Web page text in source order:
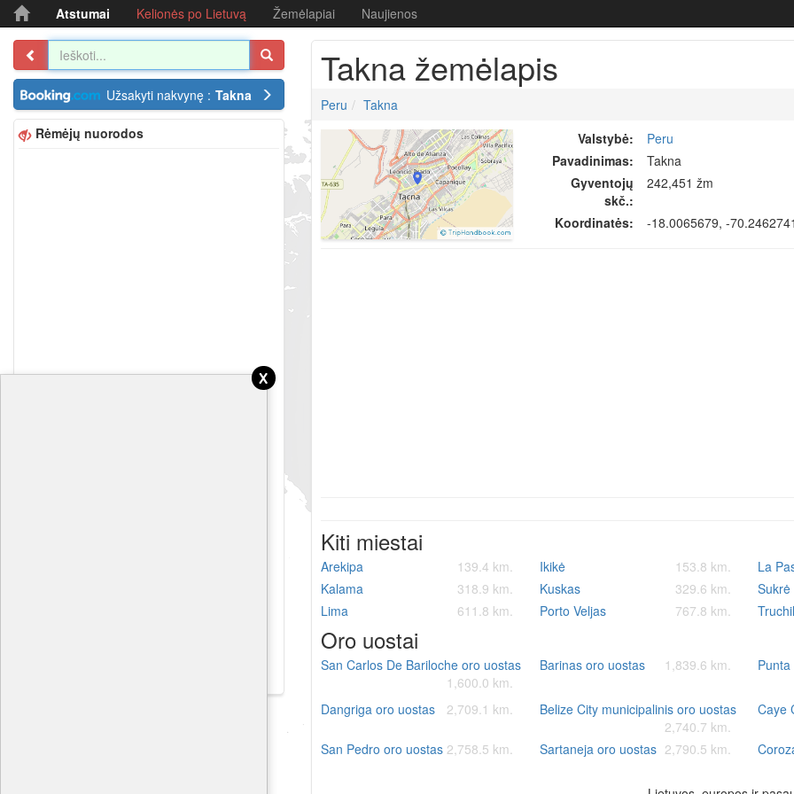
Atstumai Kelionės po Lietuvą Žemėlapiai Naujienos
Užsakyti nakvynę : Takna
Rėmėjų nuorodos
Takna žemėlapis
Peru
Takna
Valstybė:
Peru
Pavadinimas:
Takna
Gyventojų
skč.:
242,451 žm
Koordinatės: -18.0065679, -
Kiti miestai
Arekipa 139.4 km. Ikikė 153.8 km.
La
Kalama
318.9 km. Kuskas 329.6 km.
Sukrė
Lima
611.8 km. Porto Veljas 767.8 km.
Oro uostai
San Carlos De Bariloche oro uostas
1,600.0 km.
Barinas oro uostas 1,839.6 km.
Dangriga oro uostas 2,709.1 km.
Belize City municipalinis oro uostas
2,740.7 km.
Caye
San Pedro oro uostas 2,758.5 km. Sartaneja oro uostas 2,790.5 km.
x